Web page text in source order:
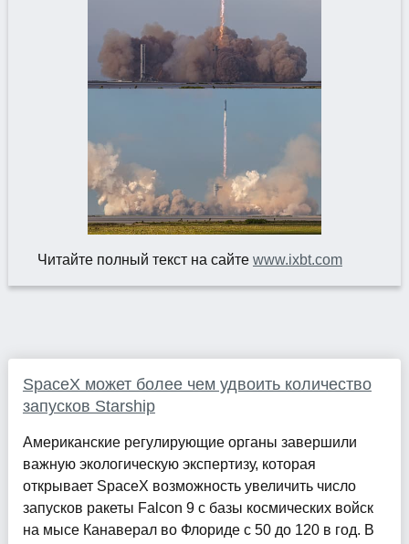
Читайте полный текст на сайте www.ixbt.com
SpaceX может более чем удвоить количество
запусков Starship
Американские регулирующие органы завершили
важную экологическую экспертизу, которая
открывает SpaceX возможность увеличить число
запусков ракеты Falcon 9 с базы космических войск
на мысе Канаверал во Флориде с 50 до 120 в год. В